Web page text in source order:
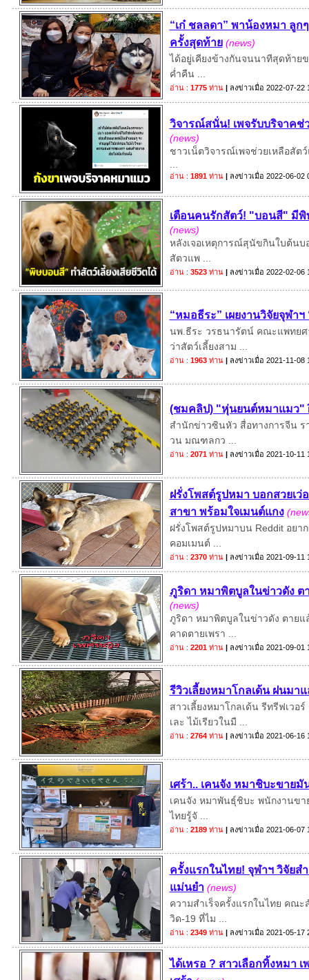
“เก๋ ชลลดา” พาน้องหมา ลู
ครั้งสุดท้าย (news)
ได้อยู่เคียงข้างกันจนนาทีสุดท้าย
ค่ำคืน ...
อ่าน : 1775ท่าน | ลงข่าวเมื่อ 2022-07-22
วิจารณ์สนั่น! เพจรับบริจาคช่
(news)
ชาวเน็ตวิจารณ์เพจช่วยเหลือสัต
อ่าน : 1891ท่าน | ลงข่าวเมื่อ 2022-06-02
เตือนคนรักสัตว์! "บอนสี" มีพิ
(news)
หลังเจอเหตุการณ์สุนัขกินใบต้นบ
สัตวแพ ...
อ่าน : 3523ท่าน | ลงข่าวเมื่อ 2022-02-06
“หมอธีระ” เผยงานวิจัยจุฬา
นพ.ธีระ วรธนารัตน์ คณะแพทยศ
ว่าสัตว์เลี้ยงสาม ...
อ่าน : 1963ท่าน | ลงข่าวเมื่อ 2021-11-08
(ชมคลิป) "หุ่นยนต์หมาแมว"
สำนักข่าวซินหัว สื่อทางการจีน ร
วน มณฑลกว ...
อ่าน : 2071ท่าน | ลงข่าวเมื่อ 2021-10-11
ฝรั่งโพสต์รูปหมา บอกสวยเ
สาขา พร้อมใจเมนต์แกง
ฝรั่งโพสต์รูปหมาบน Reddit อยา
คอมเมนต์ ...
อ่าน : 2370ท่าน | ลงข่าวเมื่อ 2021-09-11
ภูริดา หมาพิตบูลในข่าวดัง ต
(news)
ภูริดา หมาพิตบูลในข่าวดัง ตายแ
คาดตายเพรา ...
อ่าน : 2201ท่าน | ลงข่าวเมื่อ 2021-09-01
รีวิวเลี้ยงหมาโกลเด้น ฝนมา
สาวเลี้ยงหมาโกลเด้น รีทรีฟเว
เละ ไม้เรียวในมื ...
อ่าน : 2764ท่าน | ลงข่าวเมื่อ 2021-06-16
เศร้า.. เคนจัง หมาชิบะขาย
เคนจัง หมาพันธุ์ชิบะ พนักงานขา
ไทยรู้จั ...
อ่าน : 2189ท่าน | ลงข่าวเมื่อ 2021-06-07
ครั้งแรกในไทย! จุฬาฯ วิจัยส
แม่นยำ (news)
ความสำเร็จครั้งแรกในไทย คณ
วิด-19 ที่ไม ...
อ่าน : 2349ท่าน | ลงข่าวเมื่อ 2021-05-17
ได้เหรอ ? สาวเลือกทิ้งหมา